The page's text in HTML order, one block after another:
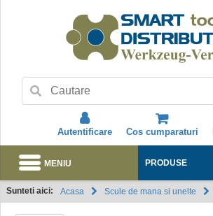
Autentificare Cos cumparaturi
Abonare
PRODUSE
MENIU
Sunteti aici: Acasa Scule de mana si unelte